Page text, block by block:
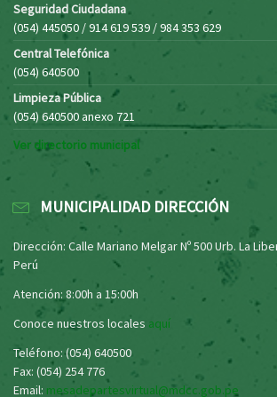
Seguridad Ciudadana
(054) 445050 / 914 619 539 / 984 353 629
Central Telefónica
(054) 640500
Limpieza Pública
(054) 640500 anexo 721
Ver directorio municipal
MUNICIPALIDAD DIRECCIÓN
Dirección: Calle Mariano Melgar Nº 500 Urb. La
Perú
Atención: 8:00h a 15:00h
Conoce nuestros locales aquí
Teléfono: (054) 640500
Fax: (054) 254 776
Email: mesadepartesvirtual@mdcc.gob.pe